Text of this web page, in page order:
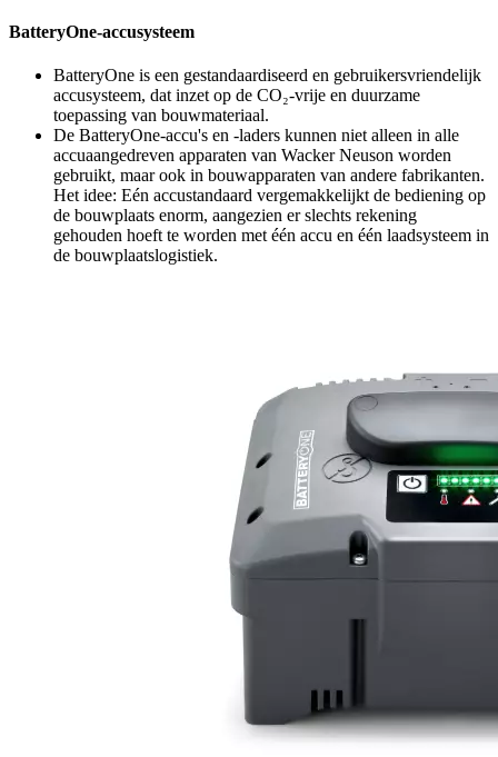
BatteryOne-accusysteem
BatteryOne is een gestandaardiseerd en gebruikersvriendelijk
accusysteem, dat inzet op de CO₂-vrije en duurzame
toepassing van bouwmateriaal.
De BatteryOne-accu's en -laders kunnen niet alleen in alle
accuaangedreven apparaten van Wacker Neuson worden
gebruikt, maar ook in bouwapparaten van andere fabrikanten.
Het idee: Eén accustandaard vergemakkelijkt de bediening op
de bouwplaats enorm, aangezien er slechts rekening
gehouden hoeft te worden met één accu en één laadsysteem in
de bouwplaatslogistiek.